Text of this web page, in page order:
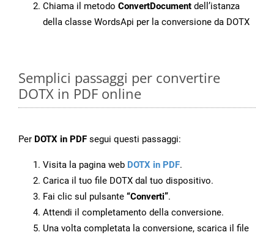
Chiama il metodo ConvertDocument dell’istanza
della classe WordsApi per la conversione da DOTX
Semplici passaggi per convertire
DOTX in PDF online
Per DOTX in PDF segui questi passaggi:
Visita la pagina web DOTX in PDF.
Carica il tuo file DOTX dal tuo dispositivo.
Fai clic sul pulsante “Converti”.
Attendi il completamento della conversione.
Una volta completata la conversione, scarica il file